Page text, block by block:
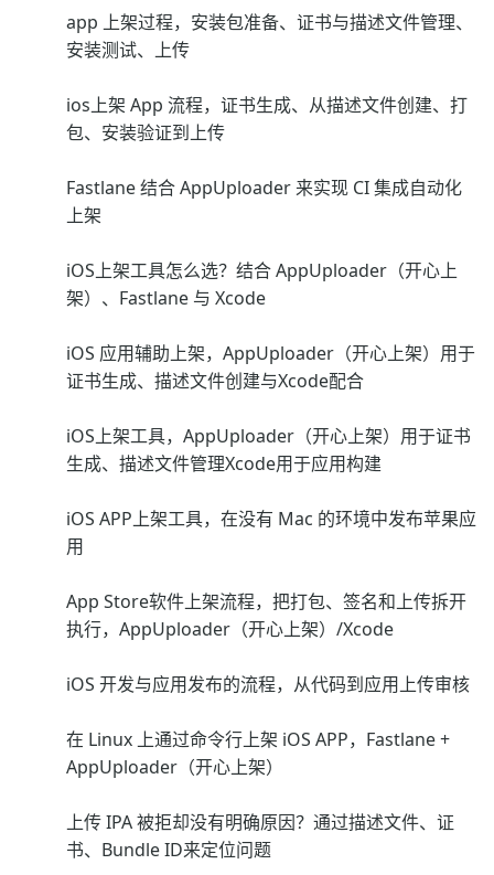
app 上架过程，安装包准备、证书与描述文件管理、
安装测试、上传
ios上架 App 流程，证书生成、从描述文件创建、打
包、安装验证到上传
Fastlane 结合 AppUploader 来实现 CI 集成自动化
上架
iOS上架工具怎么选？结合 AppUploader（开心上
架）、Fastlane 与 Xcode
iOS 应用辅助上架，AppUploader（开心上架）用于
证书生成、描述文件创建与Xcode配合
iOS上架工具，AppUploader（开心上架）用于证书
生成、描述文件管理Xcode用于应用构建
iOS APP上架工具，在没有 Mac 的环境中发布苹果应
用
App Store软件上架流程，把打包、签名和上传拆开
执行，AppUploader（开心上架）/Xcode
iOS 开发与应用发布的流程，从代码到应用上传审核
在 Linux 上通过命令行上架 iOS APP，Fastlane +
AppUploader（开心上架）
上传 IPA 被拒却没有明确原因？通过描述文件、证
书、Bundle ID来定位问题